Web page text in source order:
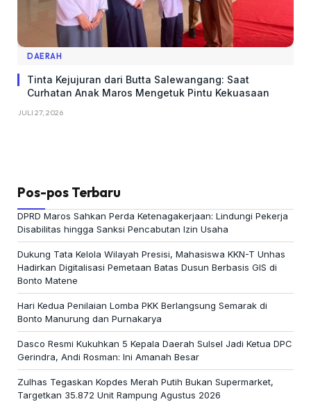
DAERAH
Tinta Kejujuran dari Butta Salewangang: Saat
Curhatan Anak Maros Mengetuk Pintu Kekuasaan
JULI 27, 2026
Pos-pos Terbaru
DPRD Maros Sahkan Perda Ketenagakerjaan: Lindungi Pekerja
Disabilitas hingga Sanksi Pencabutan Izin Usaha
Dukung Tata Kelola Wilayah Presisi, Mahasiswa KKN-T Unhas
Hadirkan Digitalisasi Pemetaan Batas Dusun Berbasis GIS di
Bonto Matene
Hari Kedua Penilaian Lomba PKK Berlangsung Semarak di
Bonto Manurung dan Purnakarya
Dasco Resmi Kukuhkan 5 Kepala Daerah Sulsel Jadi Ketua DPC
Gerindra, Andi Rosman: Ini Amanah Besar
Zulhas Tegaskan Kopdes Merah Putih Bukan Supermarket,
Targetkan 35.872 Unit Rampung Agustus 2026